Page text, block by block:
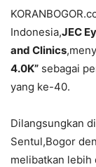
Indonesia,JEC
and Clinics
4.0K” sebagai
yang ke-40.
Dilangsungkan
Sentul,Bogor
melibatkan lebih